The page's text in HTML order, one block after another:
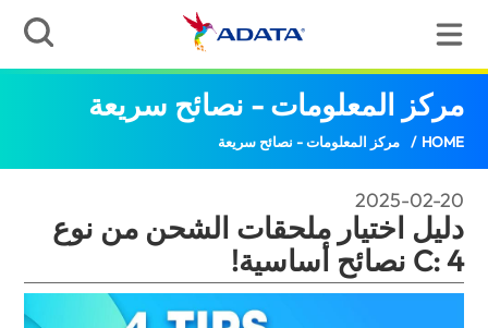
مركز المعلومات - نصائح سريعة
HOME
/ مركز المعلومات - نصائح سريعة
2025-02-20
دليل اختيار ملحقات الشحن من نوع
C: 4 نصائح أساسية!